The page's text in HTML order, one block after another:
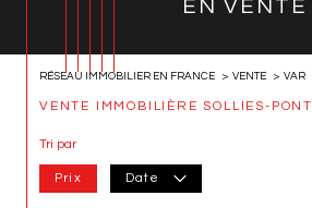
EN VENTE
RÉSEAU IMMOBILIER EN FRANCE VENTE VAR
VENTE IMMOBILIÈRE SOLLIES-PONT
Tri par
Prix Date